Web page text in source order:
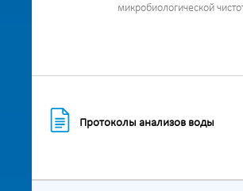
микробиологической
Протоколы анализов воды